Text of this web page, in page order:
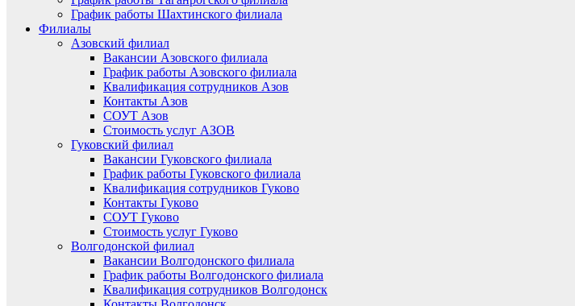
График работы Шахтинского филиала
Филиалы
Азовский филиал
Вакансии Азовского филиала
График работы Азовского филиала
Квалификация сотрудников Азов
Контакты Азов
СОУТ Азов
Стоимость услуг АЗОВ
Гуковский филиал
Вакансии Гуковского филиала
График работы Гуковского филиала
Квалификация сотрудников Гуково
Контакты Гуково
СОУТ Гуково
Стоимость услуг Гуково
Волгодонской филиал
Вакансии Волгодонского филиала
График работы Волгодонского филиала
Квалификация сотрудников Волгодонск